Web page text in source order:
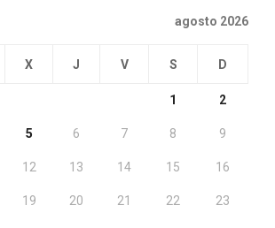
agosto 2026
X J V S D
1 2
5 6 7 8 9
12 13 14 15 16
19 20 21 22 23